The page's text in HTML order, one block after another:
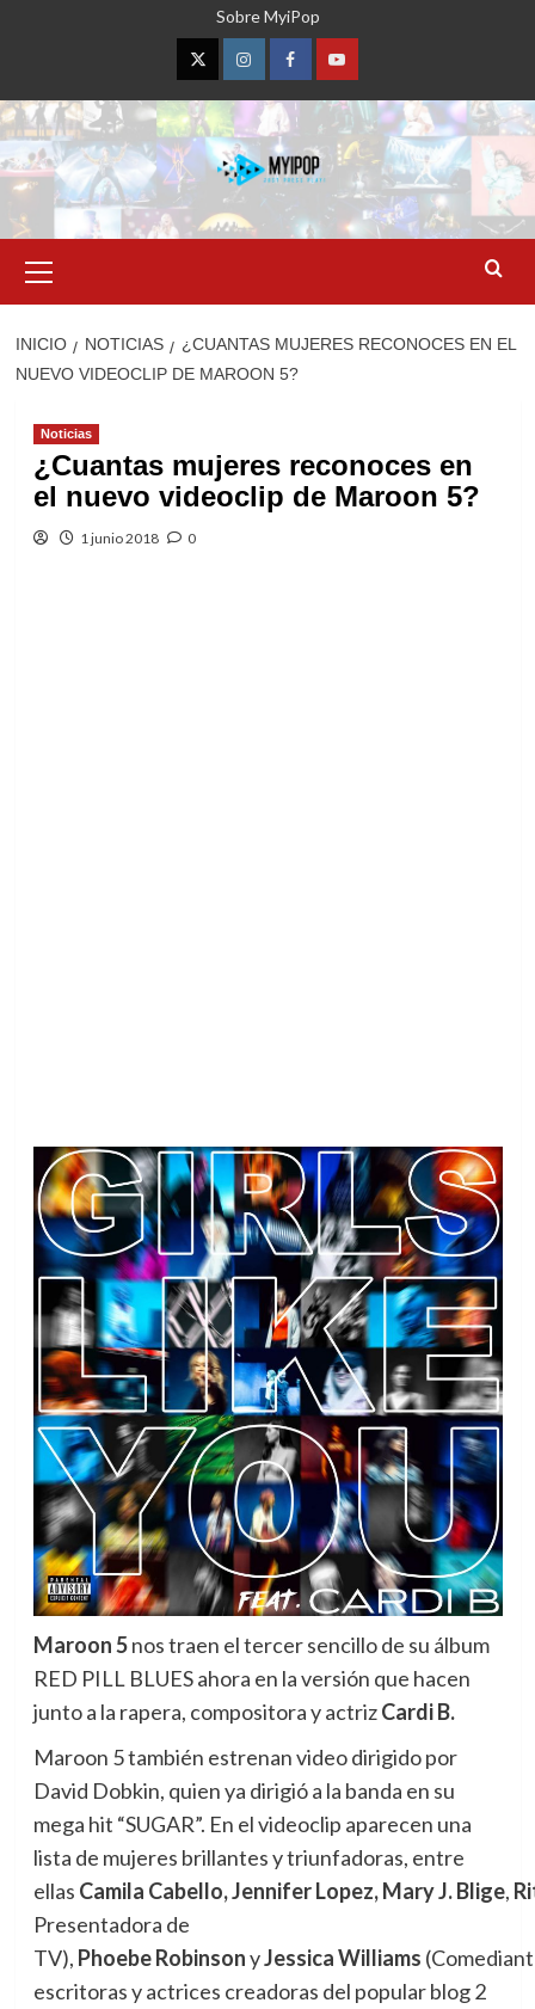
Sobre MyiPop
TwitterInstagramFacebookYouTube
primario
INICIO NOTICIAS
¿CUANTAS MUJERES RECONOCES EN EL
NUEVO VIDEOCLIP DE MAROON 5?
Noticias
¿Cuantas mujeres reconoces en
el nuevo videoclip de Maroon 5?
1 junio 2018 0
Maroon 5nos traen el tercer sencillo de su álbum
RED PILL BLUES ahora en la versión que hacen
junto a la rapera, compositora y actrizCardi B.
Maroon 5 también estrenan video dirigido por
David Dobkin, quien ya dirigió a la banda en su
mega hit “SUGAR”. En el videoclip aparecen una
lista de mujeres brillantes y triunfadoras, entre
ellas Camila Cabello,Jennifer Lopez, MaryJ. Blige,
Presentadora de
TV), Phoebe RobinsonyJessicaWilliams
escritoras y actrices creadoras del popular blog 2